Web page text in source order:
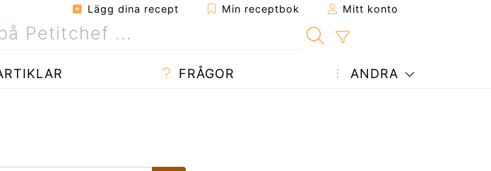
Lägg dina recept Min receptbok Mitt konto
FRÅGOR ANDRA